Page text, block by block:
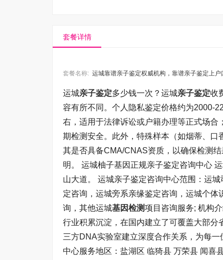
套餐详情
套餐名称: 运城靠谱亲子鉴定权威机构，靠谱亲子鉴定上
运城亲子鉴定多少钱一次？运城亲子鉴定收
容有所不同。个人隐私鉴定价格约为2000-
右，适用于法律诉讼或户籍办理等正式场
期检测安全。此外，特殊样本（如烟蒂、
其是否具备CMA/CNAS资质，以确保检测
明。 运城柚子基因正规亲子鉴定咨询中心
山大道。 运城亲子鉴定咨询中心范围：运
定咨询，运城旁系亲缘鉴定咨询，运城个
询，其他运城基因检测项目咨询服务; 机构
行业积累沉淀，在国内建立了可覆盖大部
三方DNA实验室建立深度合作关系，为每
中心服务地区：盐湖区 临猗县 万荣县 闻喜